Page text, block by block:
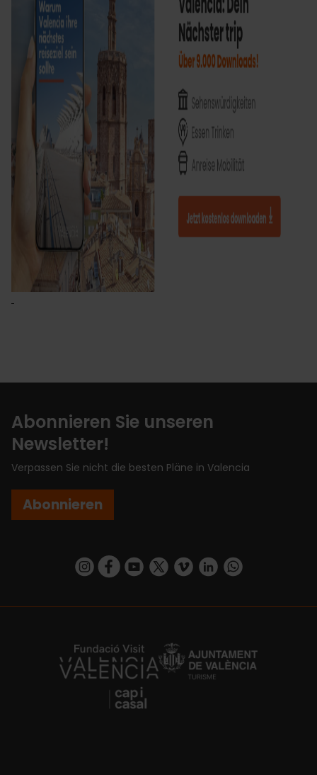
Abonnieren Sie unseren
Newsletter!
Verpassen Sie nicht die besten Pläne in Valencia
Abonnieren
https://www.instagram.com/visit_valencia/
https://www.facebook.com/
https://www.youtube.com/user/
https://twitter.com/_VivaValencia
https://vimeo.com/
https://www.linkedin.com/company/turismo-valencia/https://api.whatsapp.com/send/
https://fundacion.visitvalencia.com/